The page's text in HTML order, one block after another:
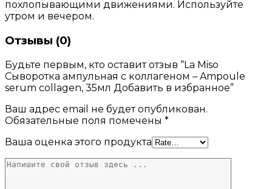
похлопывающими движениями. Используйте
утром и вечером.
Отзывы (0)
Будьте первым, кто оставит отзыв “La Miso
Сыворотка ампульная с коллагеном – Ampoule
serum collagen, 35мл Добавить в избранное”
Ваш адрес email не будет опубликован.
Обязательные поля помечены *
Ваша оценка этого продукта